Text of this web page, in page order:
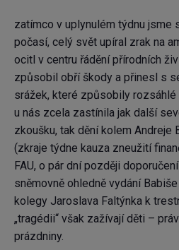
zatímco v uplynulém týdnu jsme
počasí, celý svět upíral zrak na
ocitl v centru řádění přírodních
způsobil obří škody a přinesl s
srážek, které způsobily rozsáhlé
u nás zcela zastínila jak další
zkoušku, tak dění kolem Andreje
(zkraje týdne kauza zneužití
FAU, o pár dní později
sněmovně ohledně vydání
kolegy Jaroslava Faltýnka k
„tragédii“ však zažívají děti –
prázdniny.